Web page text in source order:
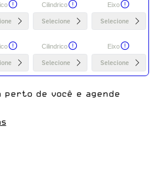
Cilindrico
Selecione
Eixo
Selecione
Cilindrico
Selecione
Eixo
Selecione
de você e agende